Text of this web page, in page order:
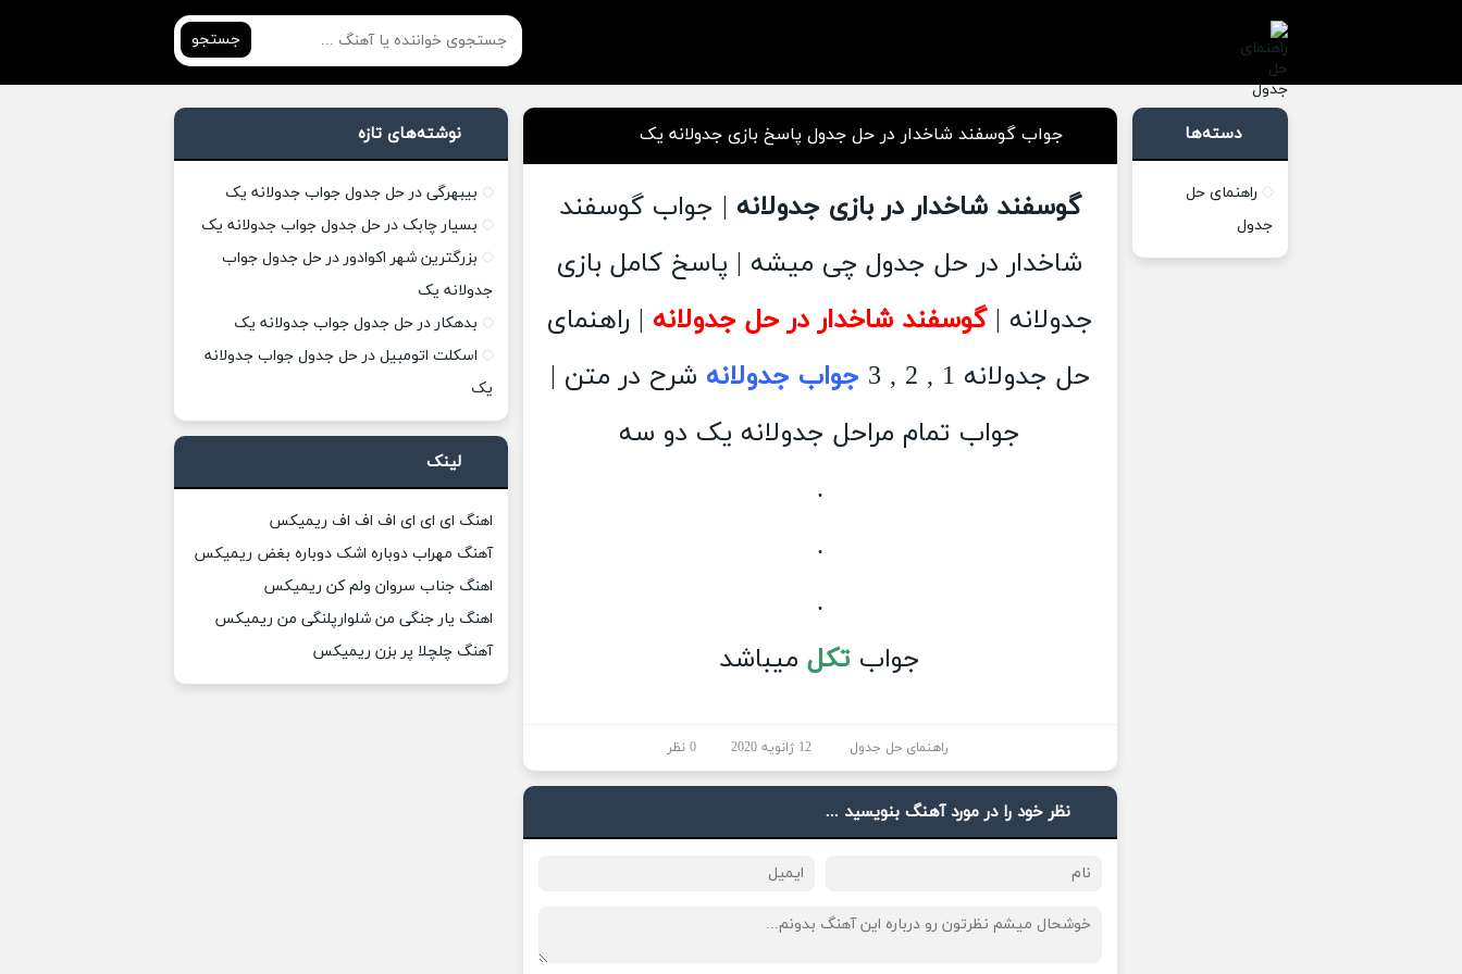
جستجو
جواب گوسفند شاخدار در حل جدول پاسخ بازی جدولانه یک
گوسفند شاخدار در بازی جدولانه | جواب گوسفند
شاخدار در حل جدول چی میشه | پاسخ کامل بازی
جدولانه |گوسفند شاخدار در حل جدولانه | راهنمای
حل جدولانه 1 , 2 , 3
جواب جدولانه شرح در متن |
جواب تمام مراحل جدولانه یک دو سه
.
.
.
جواب تکل میباشد
راهنمای حل جدول 12 ژانویه 2020 0 نظر
نظر خود را در مورد آهنگ بنویسید ...
دسته‌ها
راهنمای حل
جدول
نوشته‌های تازه
بیبهرگی در حل جدول جواب جدولانه یک
بسیار چابک در حل جدول جواب جدولانه یک
بزرگترین شهر اکوادور در حل جدول جواب
جدولانه یک
بدهکار در حل جدول جواب جدولانه یک
اسکلت اتومبیل در حل جدول جواب جدولانه
یک
لینک
اهنگ ای ای ای اف اف اف ریمیکس
آهنگ مهراب دوباره اشک دوباره بغض ریمیکس
اهنگ جناب سروان ولم کن ریمیکس
اهنگ یار جنگی من شلوارپلنگی من ریمیکس
آهنگ چلچلا پر بزن ریمیکس